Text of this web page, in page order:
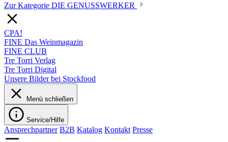
Zur Kategorie DIE GENUSSWERKER
CPA!
FINE Das Weinmagazin
FINE CLUB
Tre Torri Verlag
Tre Torri Digital
Unsere Bilder bei Stockfood
Menü schließen
Service/Hilfe
Ansprechpartner B2B Katalog Kontakt Presse